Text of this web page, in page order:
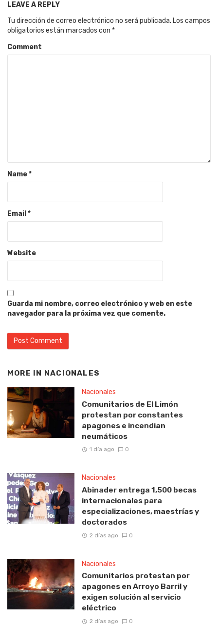
LEAVE A REPLY
Tu dirección de correo electrónico no será publicada. Los campos
obligatorios están marcados con *
Comment
Name*
Email*
Website
Guarda mi nombre, correo electrónico y web en este
navegador para la próxima vez que comente.
MORE IN NACIONALES
Nacionales
Comunitarios de El Limón
protestan por constantes
apagones e incendian
neumáticos
1 día ago 0
Nacionales
Abinader entrega 1,500 becas
internacionales para
especializaciones, maestrías y
doctorados
2 días ago 0
Nacionales
Comunitarios protestan por
apagones en Arroyo Barril y
exigen solución al servicio
eléctrico
2 días ago 0